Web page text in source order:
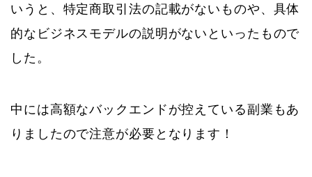
いうと、特定商取引法の記載がないものや、具体
的なビジネスモデルの説明がないといったもので
した。
中には高額なバックエンドが控えている副業もあ
りましたので注意が必要となります！